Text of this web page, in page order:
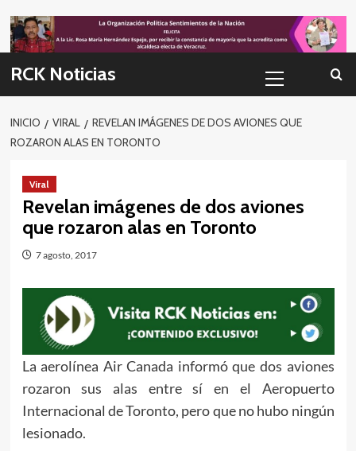
to
content
RCK Noticias
primario
INICIO VIRAL
REVELAN IMÁGENES DE DOS AVIONES QUE
ROZARON ALAS EN TORONTO
Viral
Revelan imágenes de dos aviones
que rozaron alas en Toronto
7 agosto, 2017
La aerolínea Air Canada informó que dos aviones
rozaron sus alas entre sí en el Aeropuerto
Internacional de Toronto, pero que no hubo ningún
lesionado.